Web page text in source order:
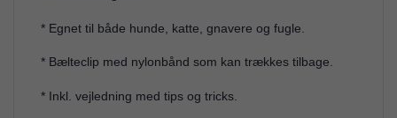
* Egnet til både hunde, katte, gnavere og fugle.
* Bælteclip med nylonbånd som kan trækkes tilbage.
* Inkl. vejledning med tips og tricks.